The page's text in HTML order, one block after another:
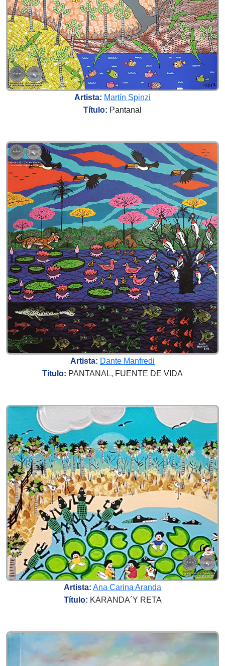
Artista: Martín Spinzi
Título: Pantanal
Artista: Dante Manfredi
Título: PANTANAL, FUENTE DE VIDA
Artista: Ana Carina Aranda
Título: KARANDA´Y RETA